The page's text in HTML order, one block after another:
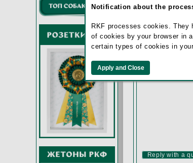
Martynova
Marina
Reply with a
Notification about the
RKF processes cookies.
of cookies by your browser in
certain types of cookies in